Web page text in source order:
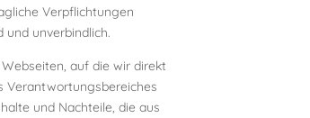
Verpflichtungen
und unverbindlich.
auf die wir direkt
Verantwortungsbereiches
und Nachteile, die aus